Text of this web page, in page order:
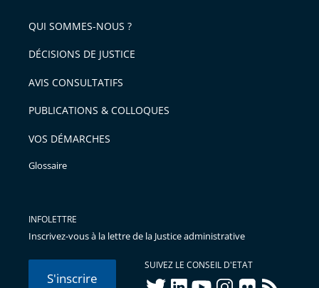
arriver
après
l'article
pour
avant
QUI SOMMES-NOUS ?
DÉCISIONS DE JUSTICE
AVIS CONSULTATIFS
PUBLICATIONS & COLLOQUES
VOS DÉMARCHES
Glossaire
INFOLETTRE
Inscrivez-vous à la lettre de la Justice administrative
S'inscrire
SUIVEZ LE CONSEIL D'ETAT
twitterlinkedInyoutubeinstagram
flickr rss